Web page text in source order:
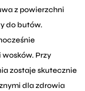
z powierzchni
do butów.
Przy
zostaje skutecznie
dla zdrowia